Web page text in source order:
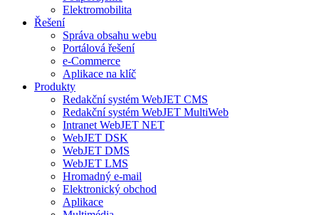
Elektromobilita
Řešení
Správa obsahu webu
Portálová řešení
e-Commerce
Aplikace na klíč
Produkty
Redakční systém WebJET CMS
Redakční systém WebJET MultiWeb
Intranet WebJET NET
WebJET DSK
WebJET DMS
WebJET LMS
Hromadný e-mail
Elektronický obchod
Aplikace